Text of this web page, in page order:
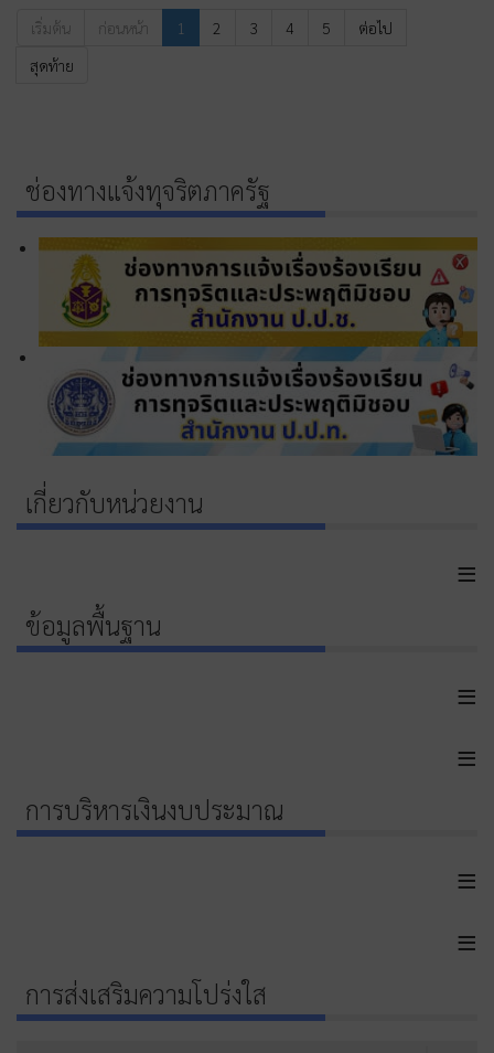
เริ่มต้น ก่อนหน้า 1 2 3 4 5
ต่อไป
สุดท้าย
ช่องทางแจ้งทุจริตภาครัฐ
เกี่ยวกับหน่วยงาน
≡
ข้อมูลพื้นฐาน
≡
≡
การบริหารเงินงบประมาณ
≡
≡
การส่งเสริมความโปร่งใส